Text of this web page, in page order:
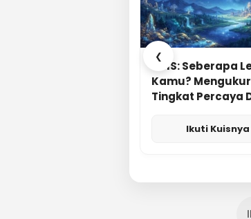
❮
KUIS: Seberapa
Kamu? Mengukur
Tingkat Percaya
Ikuti